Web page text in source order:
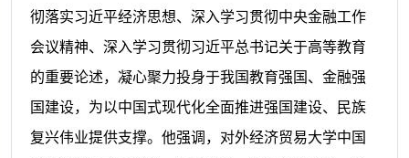
彻落实习近平经济思想、深入学习贯彻中央金融工作
会议精神、深入学习贯彻习近平总书记关于高等教育
的重要论述，凝心聚力投身于我国教育强国、金融强
国建设，为以中国式现代化全面推进强国建设、民族
复兴伟业提供支撑。他强调，对外经济贸易大学中国